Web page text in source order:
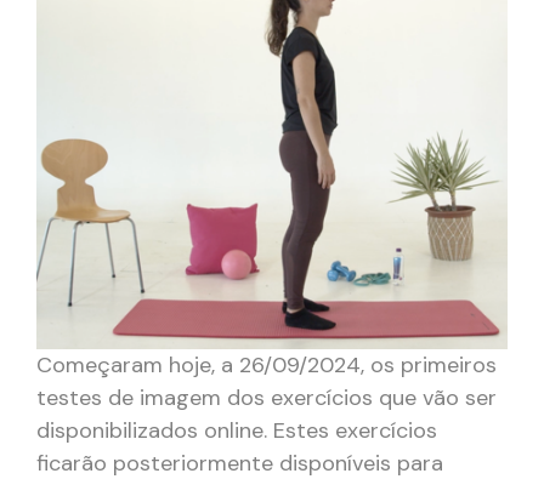
Começaram hoje, a 26/09/2024, os primeiros
testes de imagem dos exercícios que vão ser
disponibilizados online. Estes exercícios
ficarão posteriormente disponíveis para